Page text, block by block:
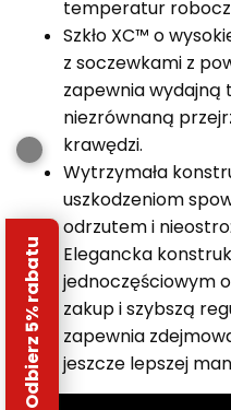
temperatur
Szkło XC™ o
z soczewkami z
zapewnia wydajną
niezrównaną
krawędzi.
Wytrzymała
uszkodzeniom
odrzutem i
Elegancka
jednoczęściowym
zakup i szybszą
zapewnia
jeszcze lepszej
Odbierz 5% rabatu